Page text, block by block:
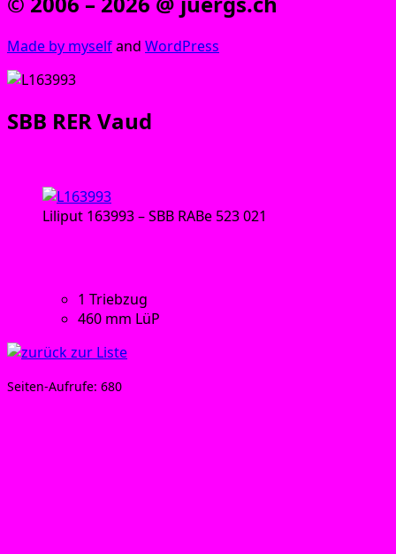
Made by mys­elfand Word­Press
SBB RER Vaud
Lili­put 163993 – SBB RABe 523 021
1 Trieb­zug
460 mm LüP
Sei­ten-Auf­ru­fe: 680